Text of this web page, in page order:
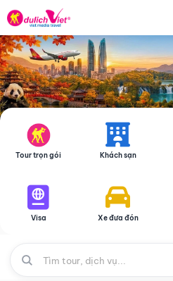
Tour trọn gói Khách sạn
Visa Xe đưa đón